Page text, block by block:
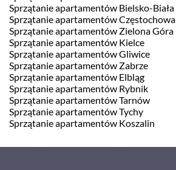
Sprzątanie apartamentów Bielsko-Biała
Sprzątanie apartamentów Częstochowa
Sprzątanie apartamentów Zielona Góra
Sprzątanie apartamentów Kielce
Sprzątanie apartamentów Gliwice
Sprzątanie apartamentów Zabrze
Sprzątanie apartamentów Elbląg
Sprzątanie apartamentów Rybnik
Sprzątanie apartamentów Tarnów
Sprzątanie apartamentów Tychy
Sprzątanie apartamentów Koszalin